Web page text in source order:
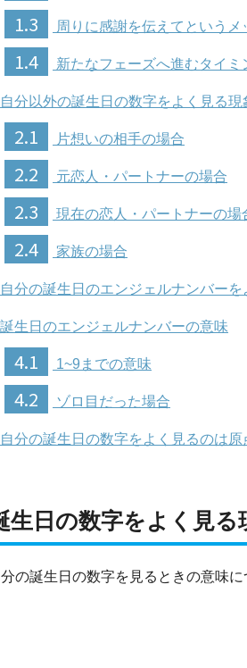
1.3 周りに感謝を伝えてというメ
1.4 新たなフェーズへ進むタイミ
自分以外の誕生日の数字をよく見る
2.1 片想いの相手の場合
2.2 元恋人・パートナーの場合
2.3 現在の恋人・パートナーの場
2.4 家族の場合
自分の誕生日のエンジェルナンバーを
誕生日のエンジェルナンバーの意味
4.1 1~9までの意味
4.2 ゾロ目だった場合
自分の誕生日の数字をよく見るのは
生日の数字をよく見
の誕生日の数字を見るときの意味に